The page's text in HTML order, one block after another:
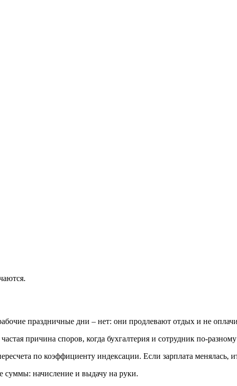
праздничные дни – нет: они продлевают отдых и не
причина споров, когда бухгалтерия и сотрудник по-
по коэффициенту индексации. Если зарплата менялась,
суммы: начисление и выдачу на руки.